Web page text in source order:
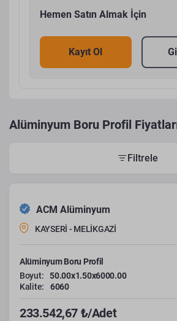
Hemen Satın Almak İçin
Kayıt Ol
Alüminyum Boru Profil
Filtrele
ACM Alüminyum
KAYSERİ - MELİKGAZİ
Alüminyum Boru Profil
Boyut:
50.00x1.50x6000.00
Kalite:
6060
233.542,67 ₺/Adet